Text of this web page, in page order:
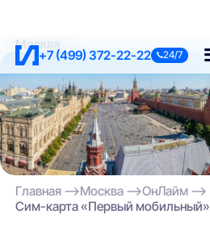
+7 (499) 372-22-22 24/7
Москва
Главная Москва
ОнЛайм
Сим-карта «Первый мобильный»